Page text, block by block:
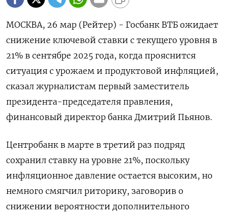
МОСКВА, 26 мар (Рейтер) - Госбанк ВТБ ожидает
снижение ключевой ставки с текущего уровня в
21% в сентябре 2025 года, когда прояснится
ситуация с урожаем и продуктовой инфляцией,
сказал журналистам первый заместитель
президента-председателя правления,
финансовый директор банка Дмитрий Пьянов.
Центробанк в марте в третий раз подряд
сохранил ставку на уровне 21%, поскольку
инфляционное давление остается высоким, но
немного смягчил риторику, заговорив о
снижении вероятности дополнительного